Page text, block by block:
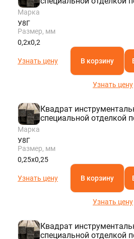
Марка
У8Г
Размер, мм
0,2х0,2
Узнать цену В корзину
Узнать цену
Квадрат
специальной отделкой
Марка
У8Г
Размер, мм
0,25х0,25
Узнать цену В корзину
Узнать цену
Квадрат
специальной отделкой